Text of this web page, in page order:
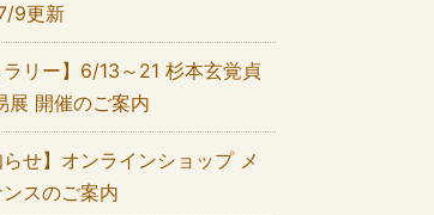
9更新
ラリー】6/13～21 杉本玄覚貞
展 開催のご案内
らせ】オンラインショップ メ
スのご案内